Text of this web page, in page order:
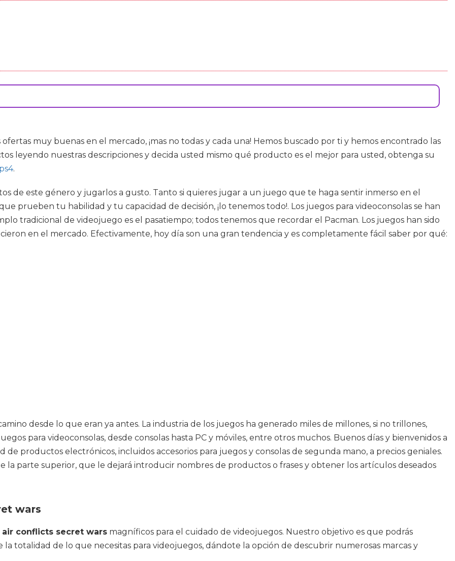
muy buenas en el mercado, ¡mas no todas y cada una! Hemos buscado por ti y hemos encontrado las
leyendo nuestras descripciones y decida usted mismo qué producto es el mejor para usted, obtenga su
.
de este género y jugarlos a gusto. Tanto si quieres jugar a un juego que te haga sentir inmerso en el
prueben tu habilidad y tu capacidad de decisión, ¡lo tenemos todo!. Los juegos para videoconsolas se han
tradicional de videojuego es el pasatiempo; todos tenemos que recordar el Pacman. Los juegos han sido
en el mercado. Efectivamente, hoy día son una gran tendencia y es completamente fácil saber por qué:
desde lo que eran ya antes. La industria de los juegos ha generado miles de millones, si no trillones,
para videoconsolas, desde consolas hasta PC y móviles, entre otros muchos. Buenos días y bienvenidos a
productos electrónicos, incluidos accesorios para juegos y consolas de segunda mano, a precios geniales.
la parte superior, que le dejará introducir nombres de productos o frases y obtener los artículos deseados
wars
air conflicts secret wars magníficos para el cuidado de videojuegos. Nuestro objetivo es que podrás
totalidad de lo que necesitas para videojuegos, dándote la opción de descubrir numerosas marcas y